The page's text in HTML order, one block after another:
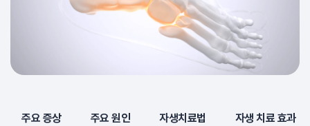
주요 증상 주요 원인 자생치료법 자생 치료 효과